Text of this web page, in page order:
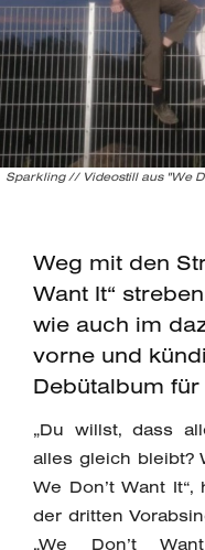
Sparkling // Videostill aus "We
Weg mit den
Want It“
wie auch im
vorne und
Debütalbum für
„Du willst, dass
alles gleich bleibt?
We Don’t Want
der dritten
„We Don’t